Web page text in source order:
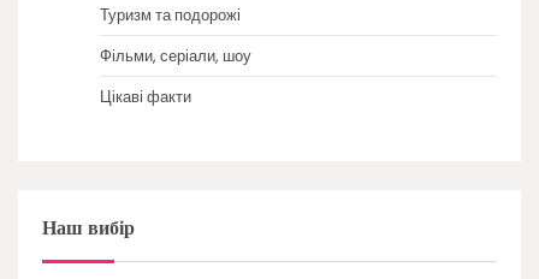
Туризм та подорожі
Фільми, серіали, шоу
Цікаві факти
Наш вибір